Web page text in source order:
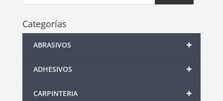
Categorías
+
ABRASIVOS
+
ADHESIVOS
+
CARPINTERIA